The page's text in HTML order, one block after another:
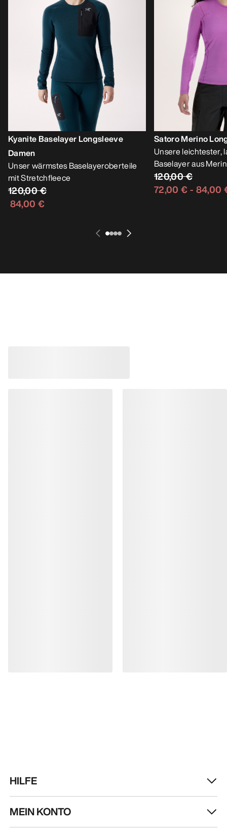
Kyanite Baselayer Longsleeve
Damen
Unser wärmstes Baselayeroberteile
mit Stretchfleece
120,00 €
84,00 €
Satoro Merino
Unsere leichtester,
Baselayer aus
120,00 €
72,00 €- 84,00
HILFE
MEIN KONTO